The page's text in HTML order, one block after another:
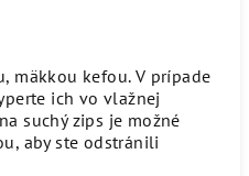
mäkkou kefou. V prípade
ich vo vlažnej
suchý zips je možné
aby ste odstránili